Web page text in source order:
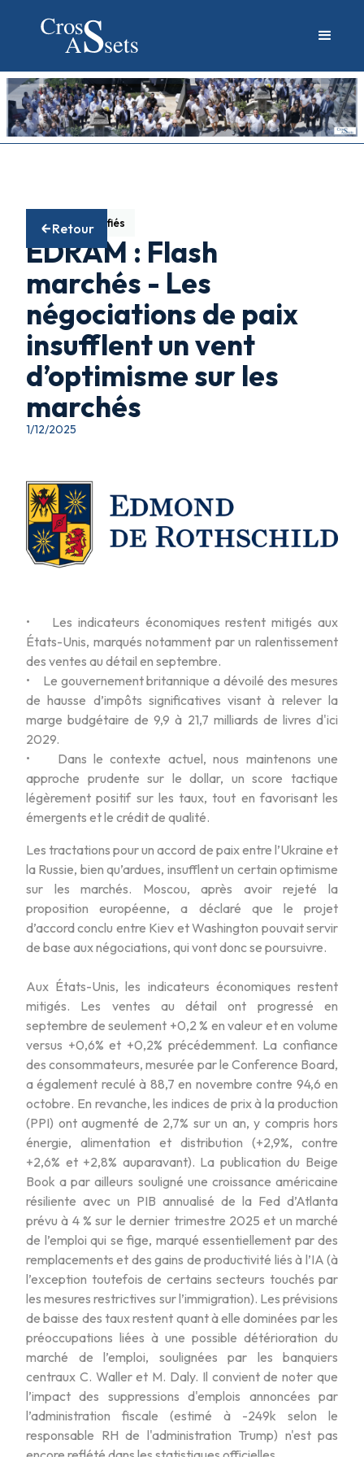
Retour
Fonds diversifiés
EDRAM : Flash
marchés - Les
négociations de paix
insufflent un vent
d’optimisme sur les
marchés
1/12/2025
• Les indicateurs économiques restent mitigés aux
États-Unis, marqués notamment par un ralentissement
des ventes au détail en septembre.
• Le gouvernement britannique a dévoilé des mesures
de hausse d’impôts significatives visant à relever la
marge budgétaire de 9,9 à 21,7 milliards de livres d'ici
2029.
• Dans le contexte actuel, nous maintenons une
approche prudente sur le dollar, un score tactique
légèrement positif sur les taux, tout en favorisant les
émergents et le crédit de qualité.
Les tractations pour un accord de paix entre l’Ukraine et
la Russie, bien qu’ardues, insufflent un certain optimisme
sur les marchés. Moscou, après avoir rejeté la
proposition européenne, a déclaré que le projet
d’accord conclu entre Kiev et Washington pouvait servir
de base aux négociations, qui vont donc se poursuivre.
Aux États-Unis, les indicateurs économiques restent
mitigés. Les ventes au détail ont progressé en
septembre de seulement +0,2 % en valeur et en volume
versus +0,6% et +0,2% précédemment. La confiance
des consommateurs, mesurée par le Conference Board,
a également reculé à 88,7 en novembre contre 94,6 en
octobre. En revanche, les indices de prix à la production
(PPI) ont augmenté de 2,7% sur un an, y compris hors
énergie, alimentation et distribution (+2,9%, contre
+2,6% et +2,8% auparavant). La publication du Beige
Book a par ailleurs souligné une croissance américaine
résiliente avec un PIB annualisé de la Fed d’Atlanta
prévu à 4 % sur le dernier trimestre 2025 et un marché
de l’emploi qui se fige, marqué essentiellement par des
remplacements et des gains de productivité liés à l’IA (à
l’exception toutefois de certains secteurs touchés par
les mesures restrictives sur l’immigration). Les prévisions
de baisse des taux restent quant à elle dominées par les
préoccupations liées à une possible détérioration du
marché de l’emploi, soulignées par les banquiers
centraux C. Waller et M. Daly. Il convient de noter que
l’impact des suppressions d'emplois annoncées par
l’administration fiscale (estimé à -249k selon le
responsable RH de l'administration Trump) n'est pas